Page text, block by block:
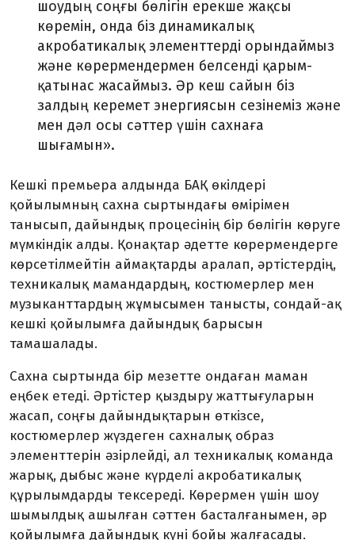
шоудың соңғы бөлігін ерекше жақсы
көремін, онда біз динамикалық
акробатикалық элементтерді орындаймыз
және көрермендермен белсенді қарым-
қатынас жасаймыз. Әр кеш сайын біз
залдың керемет энергиясын сезінеміз және
мен дәл осы сәттер үшін сахнаға
шығамын».
Кешкі премьера алдында БАҚ өкілдері
қойылымның сахна сыртындағы өмірімен
танысып, дайындық процесінің бір бөлігін көруге
мүмкіндік алды. Қонақтар әдетте көрермендерге
көрсетілмейтін аймақтарды аралап, әртістердің,
техникалық мамандардың, костюмерлер мен
музыканттардың жұмысымен танысты, сондай-ақ
кешкі қойылымға дайындық барысын
тамашалады.
Сахна сыртында бір мезетте ондаған маман
еңбек етеді. Әртістер қыздыру жаттығуларын
жасап, соңғы дайындықтарын өткізсе,
костюмерлер жүздеген сахналық образ
элементтерін әзірлейді, ал техникалық команда
жарық, дыбыс және күрделі акробатикалық
құрылымдарды тексереді. Көрермен үшін шоу
шымылдық ашылған сәттен басталғанымен, әр
қойылымға дайындық күні бойы жалғасады.